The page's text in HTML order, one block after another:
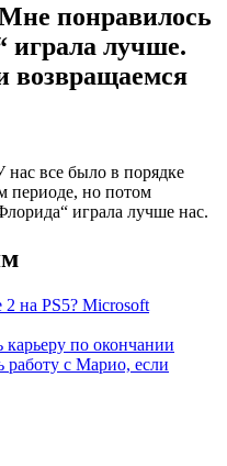
понравилось
играла лучше.
возвращаемся
все было в порядке
периоде, но потом
играла лучше нас.
на PS5? Microsoft
по окончании
работу с Марио, если